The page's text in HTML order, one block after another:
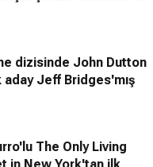
dizisinde John Dutton
aday Jeff Bridges'mış
The Only Living
in New York'tan ilk